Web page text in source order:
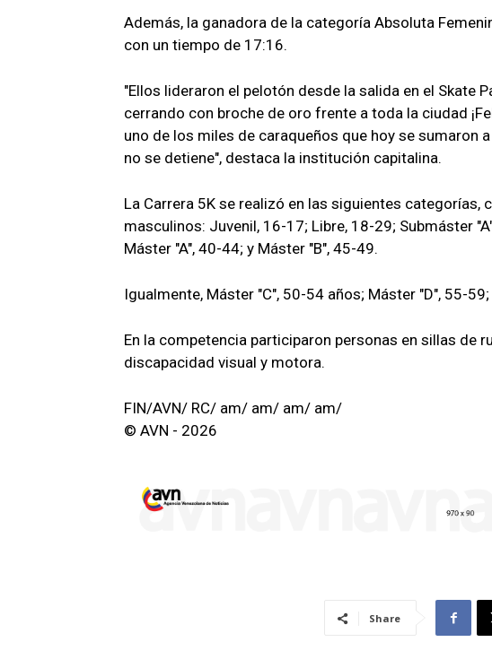
Además, la ganadora de la categoría Absoluta
con un tiempo de 17:16.
"Ellos lideraron el pelotón desde la salida en el Skate
cerrando con broche de oro frente a toda la ciudad
uno de los miles de caraqueños que hoy se sumaron
no se detiene", destaca la institución capitalina.
La Carrera 5K se realizó en las siguientes
masculinos: Juvenil, 16-17; Libre, 18-29; Submáster
Máster "A", 40-44; y Máster "B", 45-49.
Igualmente, Máster "C", 50-54 años; Máster "D", 55-
En la competencia participaron personas en sillas de
discapacidad visual y motora.
FIN/AVN/ RC/ am/ am/ am/ am/
© AVN - 2026
Share